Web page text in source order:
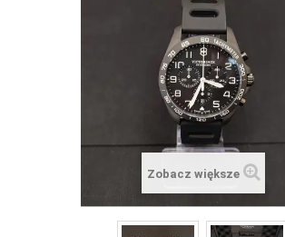
VOSTOK EUROPE ZEGARKI
Zobacz większe